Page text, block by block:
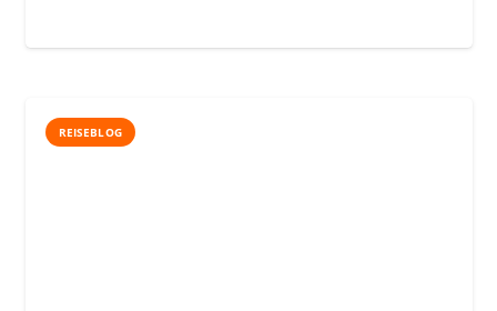
REISEBLOG